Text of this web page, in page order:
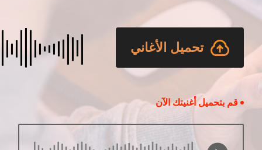
تحميل الأغاني
قم بتحميل أغنيتك الآن